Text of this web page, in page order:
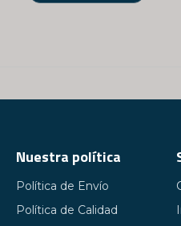
Nuestra política
Política de Envío
Política de Calidad